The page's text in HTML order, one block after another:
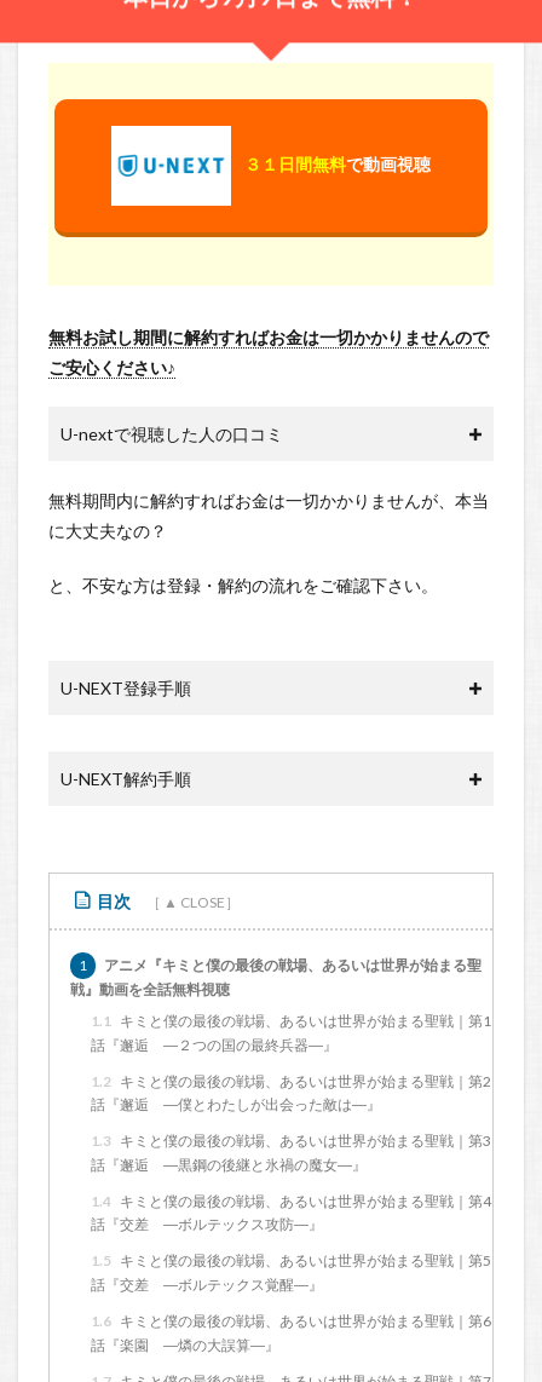
３１日間無料で動画視聴
無料お試し期間に解約すればお金は一切かかりませんので
ご安心ください♪
U-nextで視聴した人の口コミ
無料期間内に解約すればお金は一切かかりませんが、本当
に大丈夫なの？
と、不安な方は登録・解約の流れをご確認下さい。
U-NEXT登録手順
U-NEXT解約手順
目次
1
アニメ『キミと僕の最後の戦場、あるいは世界が始まる聖
戦』動画を全話無料視聴
1.1 キミと僕の最後の戦場、あるいは世界が始まる聖戦｜第1
話『邂逅 ―２つの国の最終兵器―』
1.2 キミと僕の最後の戦場、あるいは世界が始まる聖戦｜第2
話『邂逅 ―僕とわたしが出会った敵は―』
1.3 キミと僕の最後の戦場、あるいは世界が始まる聖戦｜第3
話『邂逅 ―黒鋼の後継と氷禍の魔女―』
1.4 キミと僕の最後の戦場、あるいは世界が始まる聖戦｜第4
話『交差 ―ボルテックス攻防―』
1.5 キミと僕の最後の戦場、あるいは世界が始まる聖戦｜第5
話『交差 ―ボルテックス覚醒―』
1.6 キミと僕の最後の戦場、あるいは世界が始まる聖戦｜第6
話『楽園 ―燐の大誤算―』